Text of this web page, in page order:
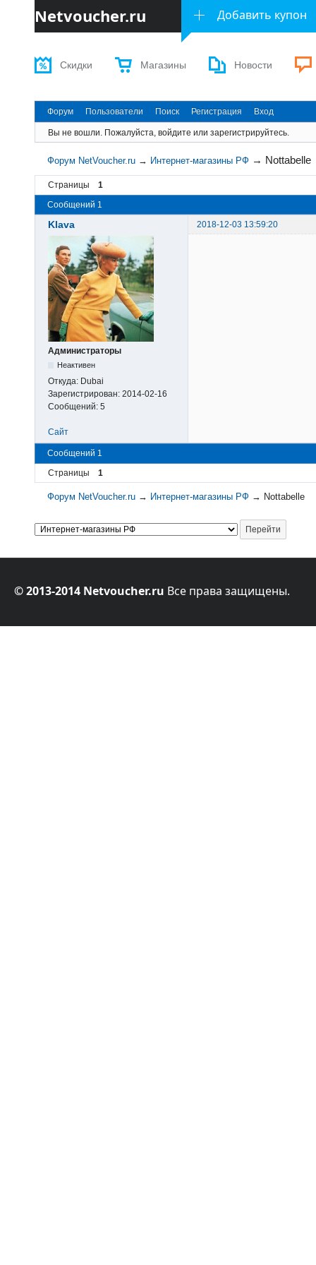
Netvoucher.ru Добавить купон
Скидки Магазины Новости
Форум Пользователи Поиск Регистрация Вход
Вы не вошли. Пожалуйста, войдите или зарегистрируйтесь.
Форум NetVoucher.ru → Интернет-магазины РФ → Nottabelle
Страницы
1
Сообщений 1
Klava 2018-12-03 13:59:20
Администраторы
Неактивен
Откуда: Dubai
Зарегистрирован: 2014-02-16
Сообщений: 5
Сайт
Сообщений 1
Страницы
1
Форум NetVoucher.ru → Интернет-магазины РФ → Nottabelle
© 2013-2014 Netvoucher.ru Все права защищены.